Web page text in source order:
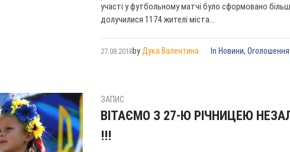
участі у футбольному матчі було сформовано
долучилися 1174 жителі міста...
27.08.2018by Дука Валентина In Новини,Оголошення
ЗАПИС
ВІТАЄМО З 27-Ю РІЧНИЦЕЮ
!!!